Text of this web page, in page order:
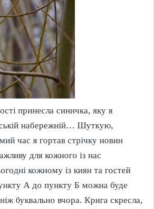
принесла синичка, яку я
набережній… Шуткую,
час я гортав стрічку новин
для кожного із нас
кожному із киян та гостей
А до пункту Б можна буде
буквально вчора. Крига скресла,